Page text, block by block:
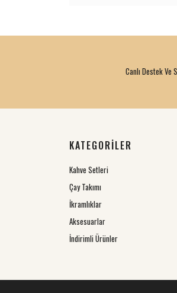
Canlı Destek Ve
KATEGORİLER
Kahve Setleri
Çay Takımı
İkramlıklar
Aksesuarlar
İndirimli Ürünler